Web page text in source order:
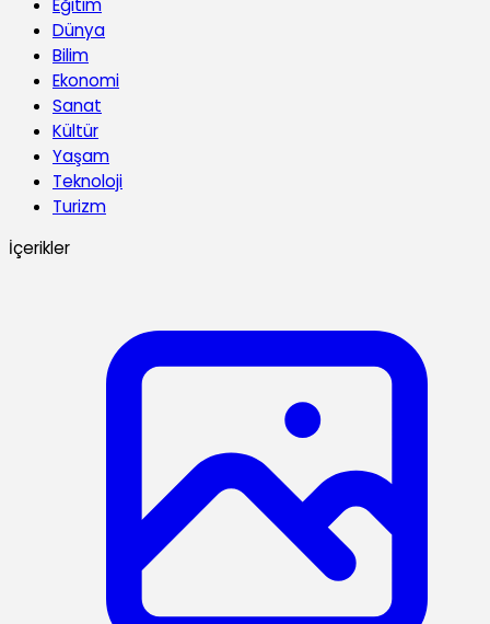
Eğitim
Dünya
Bilim
Ekonomi
Sanat
Kültür
Yaşam
Teknoloji
Turizm
İçerikler